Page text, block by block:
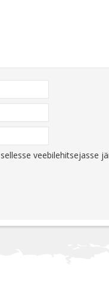
veebilehitsejasse